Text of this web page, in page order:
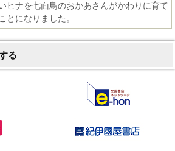
ヒナを七面鳥のおかあさんがかわりに育て
とになりました。
る